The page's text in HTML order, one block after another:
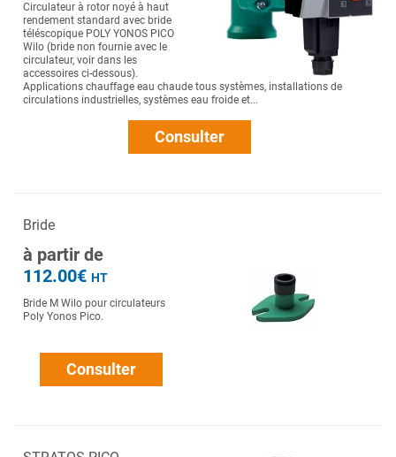
Circulateur à rotor noyé à haut
rendement standard avec bride
téléscopique POLY YONOS PICO
Wilo (bride non fournie avec le
circulateur, voir dans les
accessoires ci-dessous).
Applications chauffage eau chaude tous systèmes, installations de
circulations industrielles, systèmes eau froide et...
Consulter
Bride
à partir de
112.00€ HT
Bride M Wilo pour circulateurs
Poly Yonos Pico.
Consulter